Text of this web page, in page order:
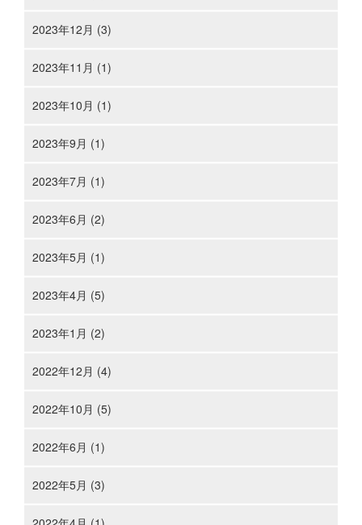
2023年12月 (3)
2023年11月 (1)
2023年10月 (1)
2023年9月 (1)
2023年7月 (1)
2023年6月 (2)
2023年5月 (1)
2023年4月 (5)
2023年1月 (2)
2022年12月 (4)
2022年10月 (5)
2022年6月 (1)
2022年5月 (3)